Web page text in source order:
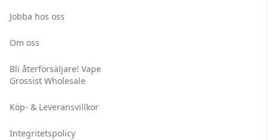
Jobba hos oss
Om oss
Bli återförsäljare! Vape
Grossist Wholesale
Köp- & Leveransvillkor
Integritetspolicy